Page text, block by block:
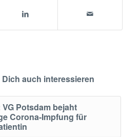
auch interessieren
Potsdam bejaht
Corona-Impfung für